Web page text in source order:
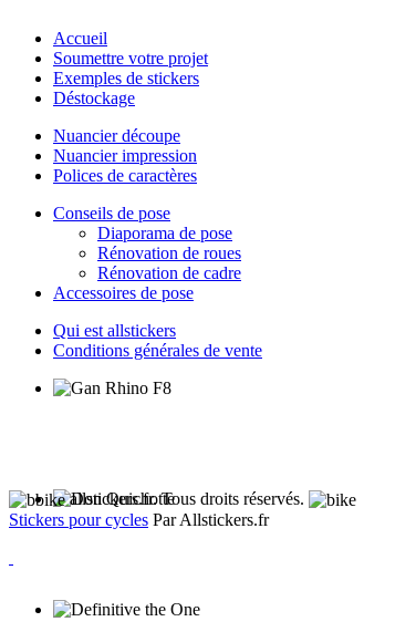
Accueil
Soumettre votre projet
Exemples de stickers
Déstockage
Nuancier découpe
Nuancier impression
Polices de caractères
Conseils de pose
Diaporama de pose
Rénovation de roues
Rénovation de cadre
Accessoires de pose
Qui est allstickers
Conditions générales de vente
allstickers.fr. Tous droits réservés.
Stickers pour cycles Par Allstickers.fr